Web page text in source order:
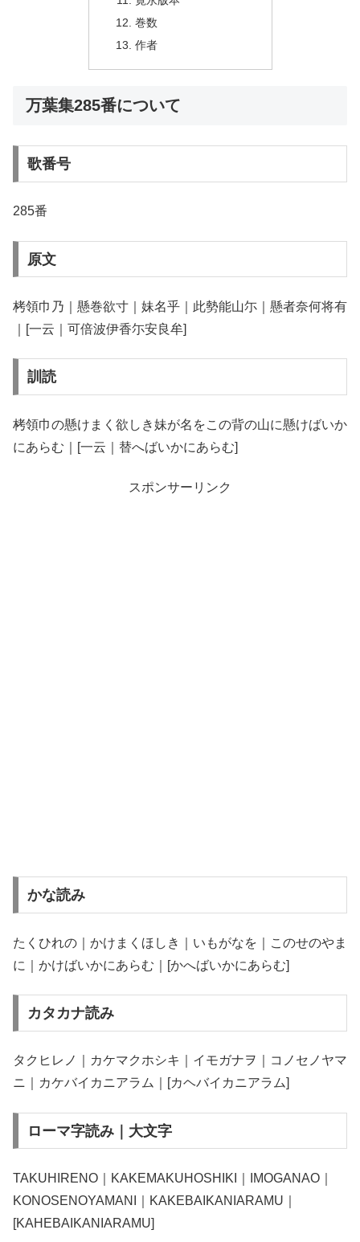
巻数
作者
万葉集285番について
歌番号
285番
原文
栲領巾乃｜懸巻欲寸｜妹名乎｜此勢能山尓｜懸者奈何将有
｜[一云｜可倍波伊香尓安良牟]
訓読
栲領巾の懸けまく欲しき妹が名をこの背の山に懸けばいか
にあらむ｜[一云｜替へばいかにあらむ]
スポンサーリンク
かな読み
たくひれの｜かけまくほしき｜いもがなを｜このせのやま
に｜かけばいかにあらむ｜[かへばいかにあらむ]
カタカナ読み
タクヒレノ｜カケマクホシキ｜イモガナヲ｜コノセノヤマ
ニ｜カケバイカニアラム｜[カヘバイカニアラム]
ローマ字読み｜大文字
TAKUHIRENO｜KAKEMAKUHOSHIKI｜IMOGANAO｜
KONOSENOYAMANI｜KAKEBAIKANIARAMU｜
[KAHEBAIKANIARAMU]